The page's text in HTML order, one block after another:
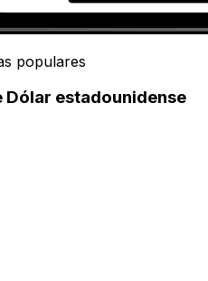
populares
estadounidense